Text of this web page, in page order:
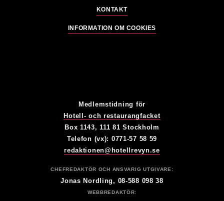
KONTAKT
INFORMATION OM COOKIES
Medlemstidning för
Hotell- och restaurangfacket
Box 1143, 111 81 Stockholm
Telefon (vx): 0771-57 58 59
redaktionen@hotellrevyn.se
CHEFREDAKTÖR OCH ANSVARIG UTGIVARE:
Jonas Nordling, 08-588 098 38
WEBBREDAKTÖR: